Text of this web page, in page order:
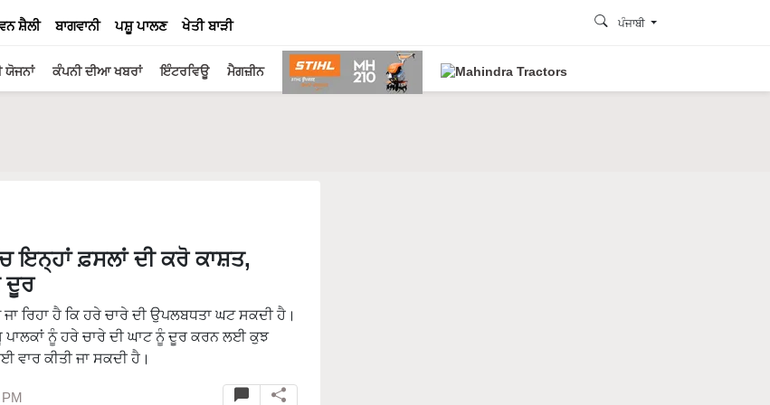
ਸ਼ੈਲੀ ਬਾਗਵਾਨੀ ਪਸ਼ੂ ਪਾਲਣ ਖੇਤੀ ਬਾੜੀ ਪੰਜਾਬੀ
ਯੋਜਨਾਂ ਕੰਪਨੀ ਦੀਆ ਖਬਰਾਂ ਇੰਟਰਵਿਊ ਮੈਗਜ਼ੀਨ
ਫ਼ਸਲਾਂ ਦੀ ਕਰੋ ਕਾਸ਼ਤ,
ਦੂਰ
ਰਿਹਾ ਹੈ ਕਿ ਹਰੇ ਚਾਰੇ ਦੀ ਉਪਲਬਧਤਾ ਘਟ ਸਕਦੀ ਹੈ।
ਨੂੰ ਹਰੇ ਚਾਰੇ ਦੀ ਘਾਟ ਨੂੰ ਦੂਰ ਕਰਨ ਲਈ ਕੁਝ
ਵਾਰ ਕੀਤੀ ਜਾ ਸਕਦੀ ਹੈ।